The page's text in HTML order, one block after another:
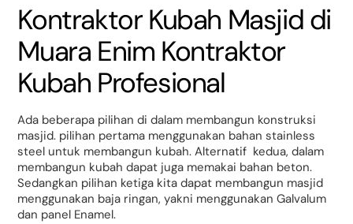
Kontraktor Kubah Masjid di
Muara Enim Kontraktor
Kubah Profesional
Ada beberapa pilihan di dalam membangun konstruksi
masjid. pilihan pertama menggunakan bahan stainless
steel untuk membangun kubah. Alternatif kedua, dalam
membangun kubah dapat juga memakai bahan beton.
Sedangkan pilihan ketiga kita dapat membangun masjid
menggunakan baja ringan, yakni menggunakan Galvalum
dan panel Enamel.